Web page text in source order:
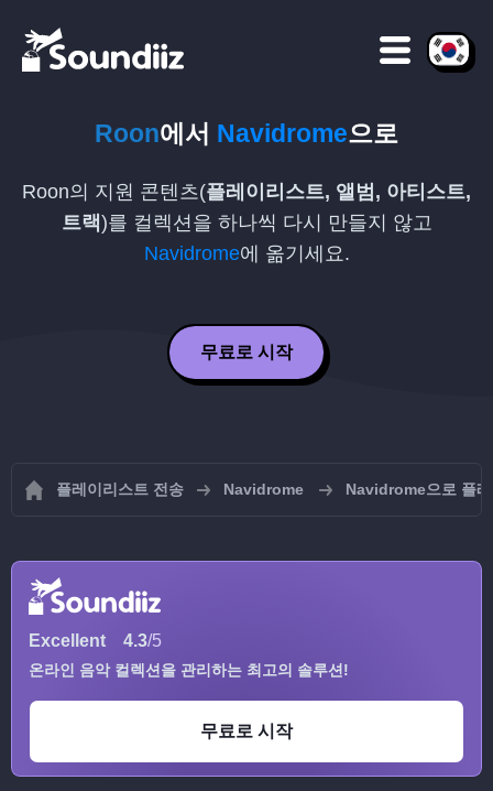
Roon에서 Navidrome으로
Roon의 지원 콘텐츠(플레이리스트, 앨범, 아티스트,
트랙)를 컬렉션을 하나씩 다시 만들지 않고
Navidrome에 옮기세요.
무료로 시작
플레이리스트 전송 Navidrome Navidrome으로 플
Excellent 4.3/5
온라인 음악 컬렉션을 관리하는 최고의 솔루션!
무료로 시작